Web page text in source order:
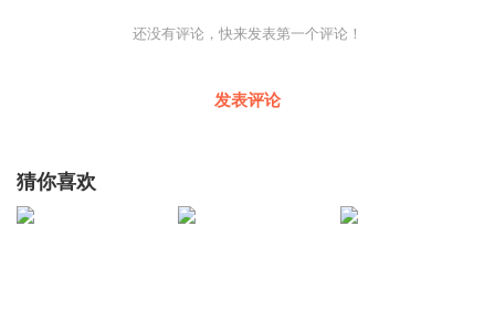
还没有评论，快来发表第一个评论！
发表评论
猜你喜欢